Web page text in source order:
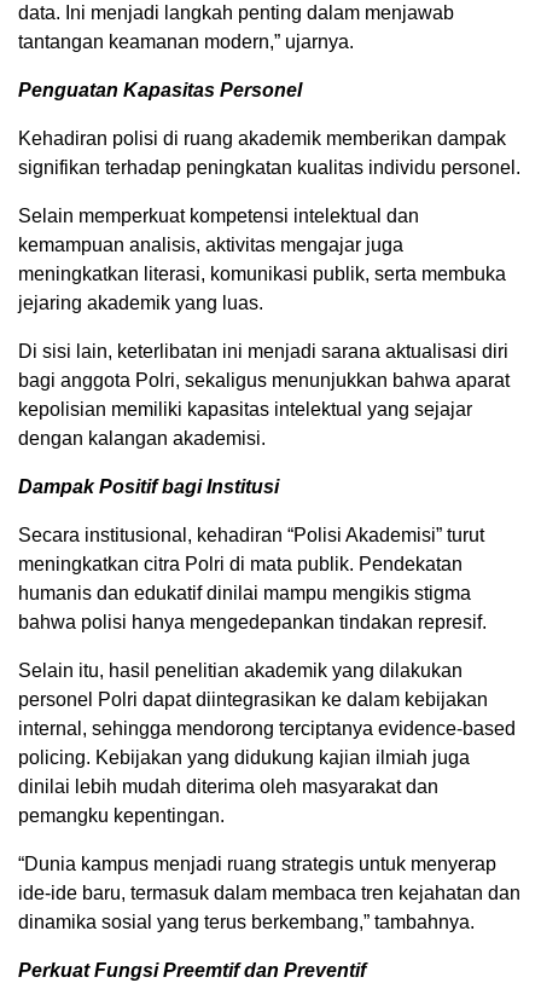
data. Ini menjadi langkah penting dalam menjawab
tantangan keamanan modern,” ujarnya.
Penguatan Kapasitas Personel
Kehadiran polisi di ruang akademik memberikan dampak
signifikan terhadap peningkatan kualitas individu personel.
Selain memperkuat kompetensi intelektual dan
kemampuan analisis, aktivitas mengajar juga
meningkatkan literasi, komunikasi publik, serta membuka
jejaring akademik yang luas.
Di sisi lain, keterlibatan ini menjadi sarana aktualisasi diri
bagi anggota Polri, sekaligus menunjukkan bahwa aparat
kepolisian memiliki kapasitas intelektual yang sejajar
dengan kalangan akademisi.
Dampak Positif bagi Institusi
Secara institusional, kehadiran “Polisi Akademisi” turut
meningkatkan citra Polri di mata publik. Pendekatan
humanis dan edukatif dinilai mampu mengikis stigma
bahwa polisi hanya mengedepankan tindakan represif.
Selain itu, hasil penelitian akademik yang dilakukan
personel Polri dapat diintegrasikan ke dalam kebijakan
internal, sehingga mendorong terciptanya evidence-based
policing. Kebijakan yang didukung kajian ilmiah juga
dinilai lebih mudah diterima oleh masyarakat dan
pemangku kepentingan.
“Dunia kampus menjadi ruang strategis untuk menyerap
ide-ide baru, termasuk dalam membaca tren kejahatan dan
dinamika sosial yang terus berkembang,” tambahnya.
Perkuat Fungsi Preemtif dan Preventif